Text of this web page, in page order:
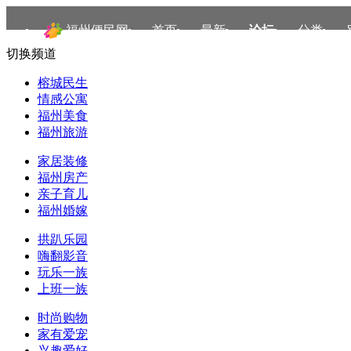
福州便民网 首页 最新 论坛 分类
切换频道
榕城民生
情感公寓
福州美食
福州旅游
家居装修
福州房产
亲子育儿
福州婚嫁
拱趴乐园
嗨翻影音
玩乐一族
上班一族
时尚购物
家有爱宠